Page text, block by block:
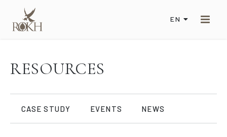
EN
RESOURCES
CASE STUDY EVENTS NEWS